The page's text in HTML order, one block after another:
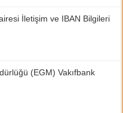
İletişim ve IBAN Bilgileri
(EGM) Vakıfbank